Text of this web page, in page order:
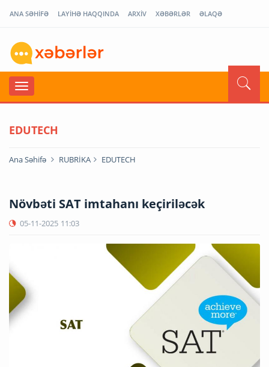
ANA SƏHİFƏ LAYİHƏ HAQQINDA ARXİV XƏBƏRLƏR ƏLAQƏ
EDUTECH
Ana Səhifə RUBRİKA EDUTECH
Növbəti SAT imtahanı keçiriləcək
05-11-2025 11:03